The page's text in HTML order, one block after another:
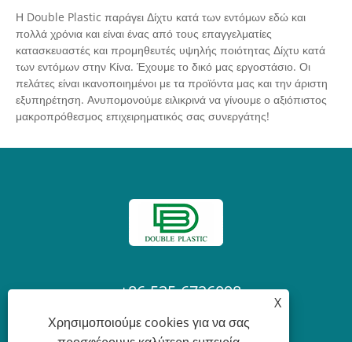
Η Double Plastic παράγει Δίχτυ κατά των εντόμων εδώ και
πολλά χρόνια και είναι ένας από τους επαγγελματίες
κατασκευαστές και προμηθευτές υψηλής ποιότητας Δίχτυ κατά
των εντόμων στην Κίνα. Έχουμε το δικό μας εργοστάσιο. Οι
πελάτες είναι ικανοποιημένοι με τα προϊόντα μας και την άριστη
εξυπηρέτηση. Ανυπομονούμε ειλικρινά να γίνουμε ο αξιόπιστος
μακροπρόθεσμος επιχειρηματικός σας συνεργάτης!
+86-535-6726098
Laura@ytdouble.com
X
Χρησιμοποιούμε cookies για να σας